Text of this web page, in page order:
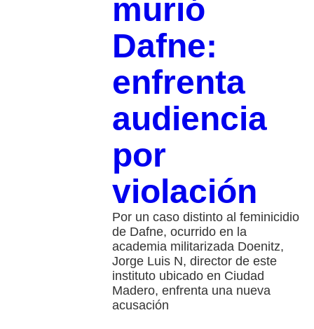
murió
Dafne:
enfrenta
audiencia
por
violación
Por un caso distinto al feminicidio
de Dafne, ocurrido en la
academia militarizada Doenitz,
Jorge Luis N, director de este
instituto ubicado en Ciudad
Madero, enfrenta una nueva
acusación